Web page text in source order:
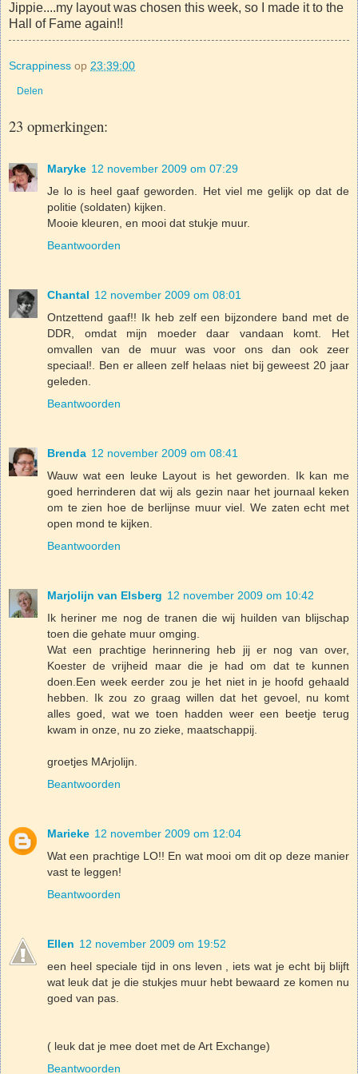
Jippie....my layout was chosen this week, so I made it to the
Hall of Fame again!!
Scrappiness op 23:39:00
Delen
23 opmerkingen:
Maryke 12 november 2009 om 07:29
Je lo is heel gaaf geworden. Het viel me gelijk op dat de
politie (soldaten) kijken.
Mooie kleuren, en mooi dat stukje muur.
Beantwoorden
Chantal 12 november 2009 om 08:01
Ontzettend gaaf!! Ik heb zelf een bijzondere band met de
DDR, omdat mijn moeder daar vandaan komt. Het
omvallen van de muur was voor ons dan ook zeer
speciaal!. Ben er alleen zelf helaas niet bij geweest 20 jaar
geleden.
Beantwoorden
Brenda 12 november 2009 om 08:41
Wauw wat een leuke Layout is het geworden. Ik kan me
goed herrinderen dat wij als gezin naar het journaal keken
om te zien hoe de berlijnse muur viel. We zaten echt met
open mond te kijken.
Beantwoorden
Marjolijn van Elsberg 12 november 2009 om 10:42
Ik heriner me nog de tranen die wij huilden van blijschap
toen die gehate muur omging.
Wat een prachtige herinnering heb jij er nog van over,
Koester de vrijheid maar die je had om dat te kunnen
doen.Een week eerder zou je het niet in je hoofd gehaald
hebben. Ik zou zo graag willen dat het gevoel, nu komt
alles goed, wat we toen hadden weer een beetje terug
kwam in onze, nu zo zieke, maatschappij.
groetjes MArjolijn.
Beantwoorden
Marieke 12 november 2009 om 12:04
Wat een prachtige LO!! En wat mooi om dit op deze manier
vast te leggen!
Beantwoorden
Ellen 12 november 2009 om 19:52
een heel speciale tijd in ons leven , iets wat je echt bij blijft
wat leuk dat je die stukjes muur hebt bewaard ze komen nu
goed van pas.
( leuk dat je mee doet met de Art Exchange)
Beantwoorden